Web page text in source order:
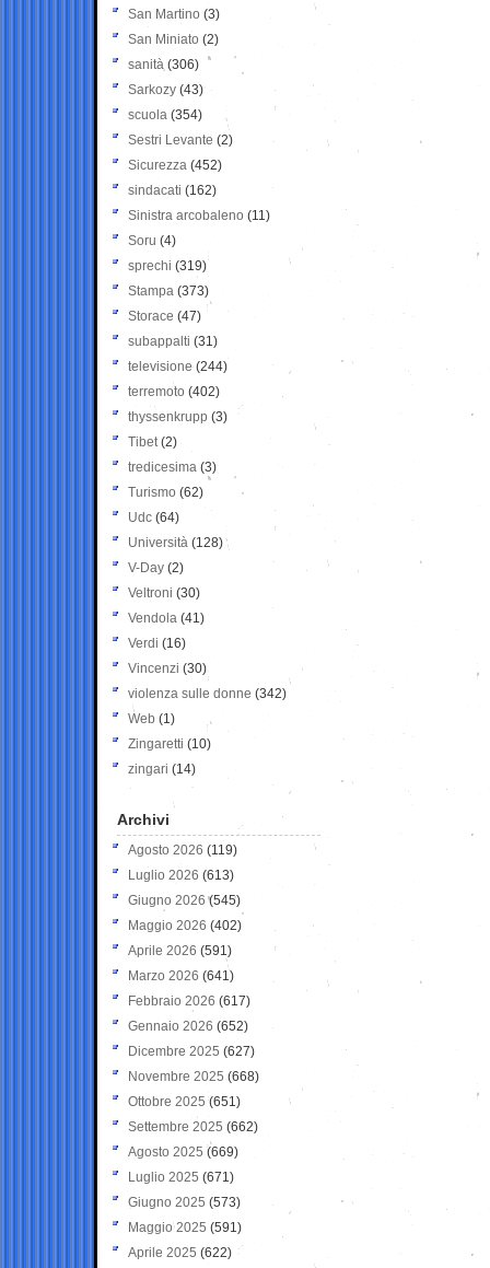
San Martino (3)
San Miniato (2)
sanità (306)
Sarkozy (43)
scuola (354)
Sestri Levante (2)
Sicurezza (452)
sindacati (162)
Sinistra arcobaleno (11)
Soru (4)
sprechi (319)
Stampa (373)
Storace (47)
subappalti (31)
televisione(244)
terremoto (402)
thyssenkrupp (3)
Tibet(2)
tredicesima (3)
Turismo (62)
Udc (64)
Università (128)
V-Day (2)
Veltroni (30)
Vendola (41)
Verdi (16)
Vincenzi (30)
violenza sulle donne (342)
Web (1)
Zingaretti (10)
zingari (14)
Archivi
Agosto 2026 (119)
Luglio 2026 (613)
Giugno 2026 (545)
Maggio 2026 (402)
Aprile 2026 (591)
Marzo 2026 (641)
Febbraio 2026 (617)
Gennaio 2026 (652)
Dicembre 2025 (627)
Novembre 2025 (668)
Ottobre 2025 (651)
Settembre 2025 (662)
Agosto 2025 (669)
Luglio 2025 (671)
Giugno 2025 (573)
Maggio 2025 (591)
Aprile 2025 (622)